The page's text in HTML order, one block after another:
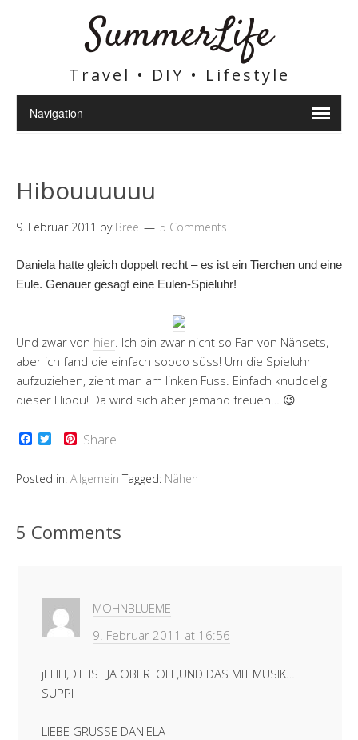
SummerLife
Travel • DIY • Lifestyle
Hibouuuuuu
9. Februar 2011 by Bree 5 Comments
Daniela hatte gleich doppelt recht – es ist ein Tierchen und eine
Eule. Genauer gesagt eine Eulen-Spieluhr!
Und zwar von hier. Ich bin zwar nicht so Fan von Nähsets,
aber ich fand die einfach soooo süss! Um die Spieluhr
aufzuziehen, zieht man am linken Fuss. Einfach knuddelig
dieser Hibou! Da wird sich aber jemand freuen… 😉
F
e
k
t
P
t
e
s
t
Share
Posted in: Allgemein Tagged: Nähen
5 Comments
MOHNBLUEME
9. Februar 2011 at 16:56
jEHH,DIE IST JA OBERTOLL,UND DAS MIT MUSIK…
SUPPI
LIEBE GRÜSSE DANIELA